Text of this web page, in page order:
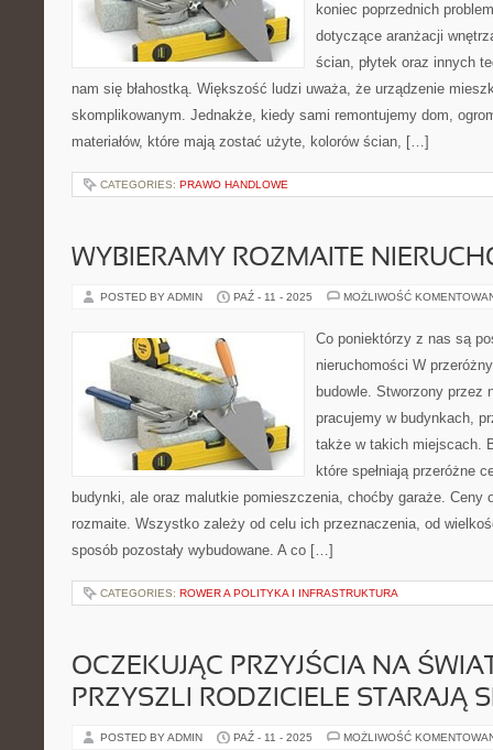
koniec poprzednich
dotyczące aranżacji
ścian, płytek oraz innych
nam się błahostką. Większość ludzi uważa, że urządzenie
skomplikowanym. Jednakże, kiedy sami remontujemy dom,
materiałów, które mają zostać użyte, kolorów ścian, […]
CATEGORIES: PRAWO HANDLOWE
WYBIERAMY ROZMAITE
POSTED BY ADMIN PAŹ - 11 - 2025 MOŻLIWOŚĆ
Co poniektórzy z nas są
nieruchomości W
budowle. Stworzony przez
pracujemy w budynkach,
także w takich miejscach.
które spełniają przeróżne
budynki, ale oraz malutkie pomieszczenia, choćby garaże. Ceny
rozmaite. Wszystko zależy od celu ich przeznaczenia, od
sposób pozostały wybudowane. A co […]
CATEGORIES: ROWER A POLITYKA I INFRASTRUKTURA
OCZEKUJĄC PRZYJŚCIA NA
PRZYSZLI RODZICIELE STARAJĄ
POSTED BY ADMIN PAŹ - 11 - 2025 MOŻLIWOŚĆ